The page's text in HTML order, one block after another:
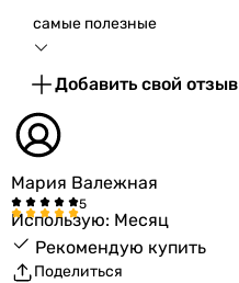
самые полезные
Добавить свой отзыв
Мария Валежная
Использую: Месяц
Рекомендую купить
Поделиться